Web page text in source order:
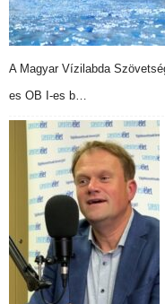
A Magyar Vízilabda
es OB I-es b…